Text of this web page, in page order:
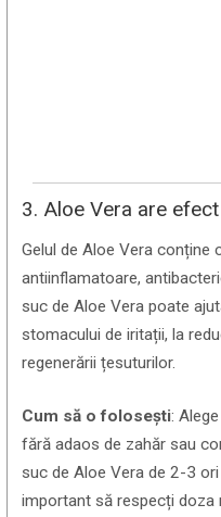
3. Aloe Vera are
Gelul de Aloe Vera conține
antiinflamatoare,
suc de Aloe Vera poate
stomacului de iritații, la
regenerării țesuturilor.
Cum să o folosești:
fără adaos de zahăr sau
suc de Aloe Vera de 2-3
important să respecți doza